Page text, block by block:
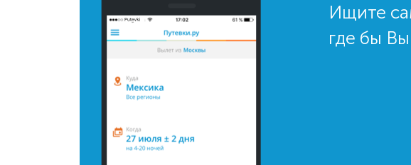
Ищите
где бы